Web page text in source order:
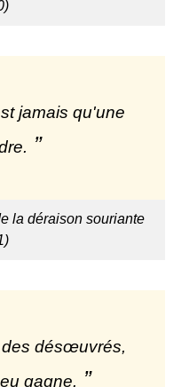
jamais qu'une
la déraison souriante
désœuvrés,
gagne.